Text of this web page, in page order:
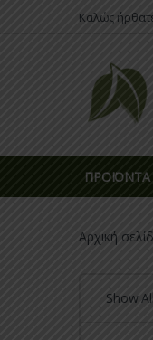
Skip to navigation
Skip to contentΚαλώς
ΠΡΟΪΟΝΤΑ
Αρχική
Show